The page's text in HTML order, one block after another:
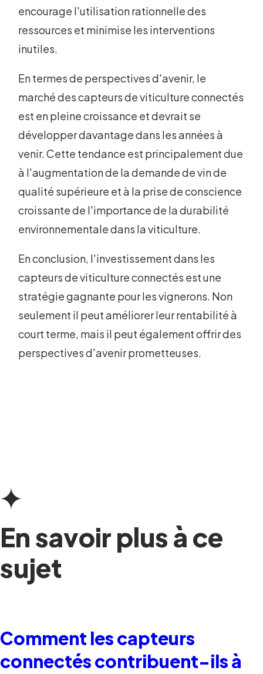
encourage l'utilisation rationnelle des
ressources et minimise les interventions
inutiles.
En termes de perspectives d'avenir, le
marché des capteurs de viticulture connectés
est en pleine croissance et devrait se
développer davantage dans les années à
venir. Cette tendance est principalement due
à l'augmentation de la demande de vin de
qualité supérieure et à la prise de conscience
croissante de l'importance de la durabilité
environnementale dans la viticulture.
En conclusion, l'investissement dans les
capteurs de viticulture connectés est une
stratégie gagnante pour les vignerons. Non
seulement il peut améliorer leur rentabilité à
court terme, mais il peut également offrir des
perspectives d'avenir prometteuses.
En savoir plus à ce
sujet
Comment les capteurs
connectés contribuent-ils à